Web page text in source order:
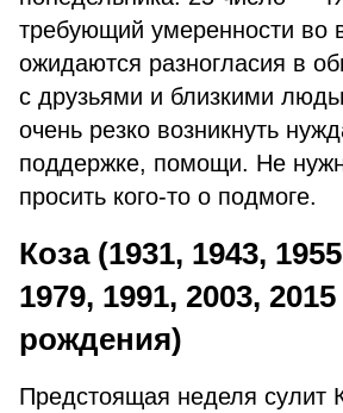
требующий умеренности во
ожидаются разногласия в
с друзьями и близкими
очень резко возникнуть
поддержке, помощи. Не
просить кого-то о подмоге.
Коза (1931, 1943,
1979, 1991, 2003,
рождения)
Предстоящая неделя сулит